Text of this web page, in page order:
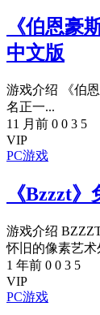
《伯恩豪
中文版
游戏介绍 《伯
名正一...
11 月前 0 0 3 5
VIP
PC游戏
《Bzzzt
游戏介绍
怀旧的像素艺术
1 年前 0 0 3 5
VIP
PC游戏